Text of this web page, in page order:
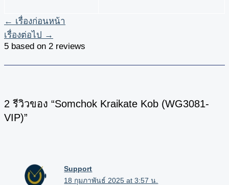
← เรื่องก่อนหน้า
เรื่องต่อไป →
5 based on 2 reviews
2 รีวิวของ “Somchok Kraikate Kob (WG3081-
VIP)”
Support
18 กุมภาพันธ์ 2025 at 3:57 น.